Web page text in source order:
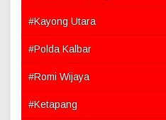
#Kayong Utara
#Polda Kalbar
#Romi Wijaya
#Ketapang